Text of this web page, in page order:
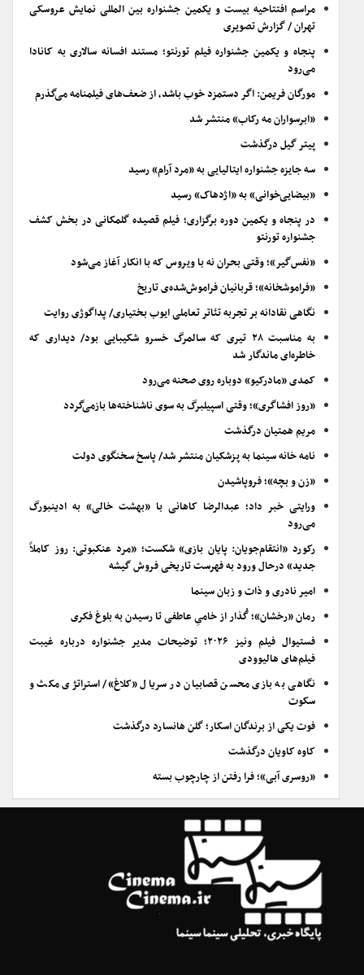
مراسم افتتاحیه بیست و یکمین جشنواره بین المللی نمایش عروسکی
تهران / گزارش تصویری
پنجاه و یکمین جشنواره فیلم تورنتو؛ مستند افسانه سالاری به کانادا
می‌رود
مورگان فریمن: اگر دستمزد خوب باشد، از ضعف‌های فیلمنامه می‌گذرم
«ابرسواران مه رکاب» منتشر شد
پیتر گیل درگذشت
سه جایزه جشنواره ایتالیایی به «مرد آرام» رسید
«بیضایی‌خوانی» به «اژدهاک» رسید
در پنجاه و یکمین دوره برگزاری؛ فیلم قصیده گلمکانی در بخش کشف
جشنواره تورنتو
«نفس‌گیر»؛ وقتی بحران نه با ویروس که با انکار آغاز می‌شود
«فراموشخانه»؛ قربانیان فراموش‌شده‌ی تاریخ
نگاهی نقادانه بر تجربه تئاتر تعاملی ایوب بختیاری/ پداگوژی روایت
به مناسبت ۲۸ تیری که سالمرگ خسرو شکیبایی بود/ دیداری که
خاطره‌ای ماندگار شد
کمدی «مادرکیو» دوباره روی صحنه می‌رود
«روز افشاگری»؛ وقتی اسپیلبرگ به سوی ناشناخته‌ها بازمی‌گردد
مریم همتیان درگذشت
نامه خانه سینما به پزشکیان منتشر شد/ پاسخ سخنگوی دولت
«زن و بچه»؛ فروپاشیدن
ورایتی خبر داد؛ عبدالرضا کاهانی با «بهشت خالی» به ادینبورگ
می‌رود
رکورد «انتقام‌جویان: پایان بازی» شکست؛ «مرد عنکبوتی: روز کاملاً
جدید» درحال ورود به فهرست تاریخی فروش گیشه
امیر نادری و ذات و زبان سینما
رمان «رخشان»؛ گُذار از خامیِ عاطفی تا رسیدن به بلوغ فکری
فستیوال فیلم ونیز ۲۰۲۶؛ توضیحات مدیر جشنواره درباره غیبت
فیلم‌های هالیوودی
نگاهی به بازی محسن قصابیان در سریال «کلاغ»/ استراتژی مکث و
سکوت
فوت یکی از برندگان اسکار؛ گلن هانسارد درگذشت
کاوه کاویان درگذشت
«روسری آبی»؛ فرا رفتن از چارچوب بسته